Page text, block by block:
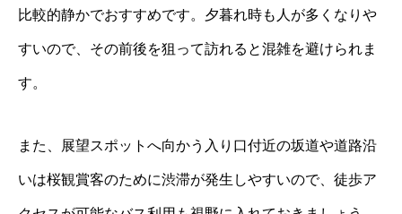
比較的静かでおすすめです。夕暮れ時も人が多くなりや
すいので、その前後を狙って訪れると混雑を避けられま
す。
また、展望スポットへ向かう入り口付近の坂道や道路沿
いは桜観賞客のために渋滞が発生しやすいので、徒歩ア